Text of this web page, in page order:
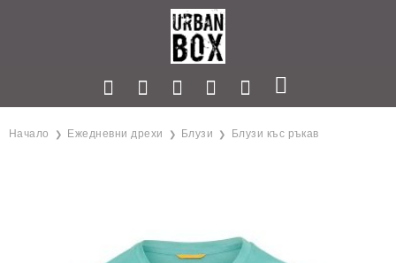
Начало Ежедневни дрехи Блузи Блузи къс ръкав